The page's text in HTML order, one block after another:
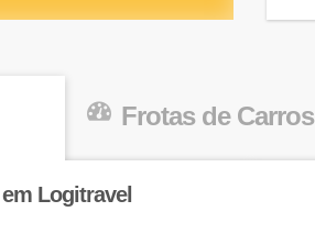
Frotas de Carros
Logitravel